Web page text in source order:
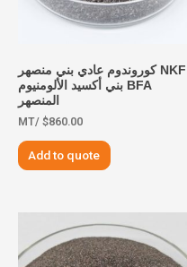
NKF كوروندوم عادي بني منصهر
BFA بني أكسيد الألومنيوم
المنصهر
$860.00
/MT
Add to quote